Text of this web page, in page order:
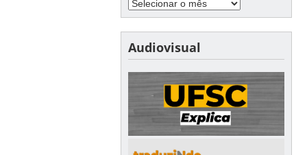
Audiovisual